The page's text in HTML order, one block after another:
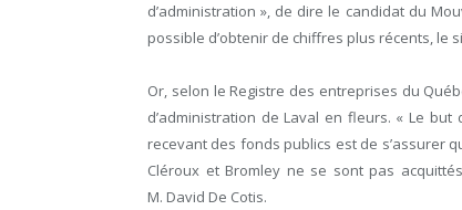
d’administration », de dire le candidat du
possible d’obtenir de chiffres plus récents, le
Or, selon le Registre des entreprises du
d’administration de Laval en fleurs. « Le
recevant des fonds publics est de s’assurer
Cléroux et Bromley ne se sont pas
M. David De Cotis.